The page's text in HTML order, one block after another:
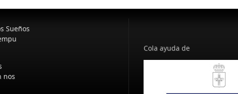
Sueños
nos
Cola ayuda de